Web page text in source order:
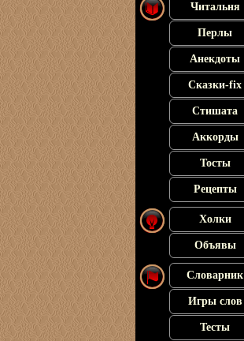
Читальня
Перлы
Анекдоты
Сказки-fix
Стишата
Аккорды
Тосты
Рецепты
Холки
Объявы
Словарник
Игры слов
Тесты